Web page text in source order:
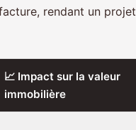
rendant un projet
📈 Impact sur la valeur
immobilière